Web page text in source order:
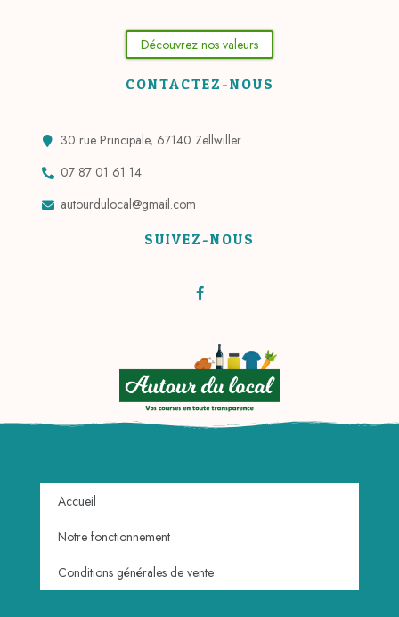
Découvrez nos valeurs
CONTACTEZ-NOUS
30 rue Principale, 67140 Zellwiller
07 87 01 61 14
autourdulocal@gmail.com
SUIVEZ-NOUS
Accueil
Notre fonctionnement
Conditions générales de vente